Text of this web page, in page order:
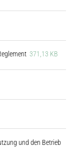
371,13 KB
und den Betrieb